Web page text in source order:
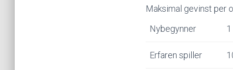
Maksimal gevinst per
Nybegynner
Erfaren spiller